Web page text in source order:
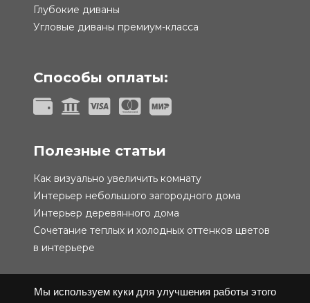
Мы используем куки для улучшения работы этого
Глубокие диваны
Угловые диваны премиум-класса
Способы оплаты:
Полезные статьи
Как визуально увеличить комнату
Интерьер небольшого загородного дома
Интерьер деревянного дома
Сочетание теплых и холодных оттенков цветов
в интерьере